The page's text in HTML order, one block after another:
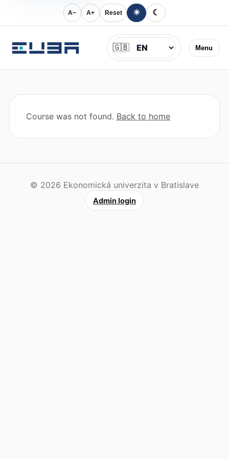
A− A+ Reset ☀ ☾
Menu
Jazyk
🇬🇧
Course was not found. Back to home
© 2026 Ekonomická univerzita v Bratislave
Admin login